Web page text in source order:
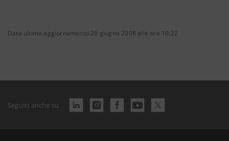
Data ultimo aggiornamento 26 giugno 2008 alle ore 10:22
Seguici anche su